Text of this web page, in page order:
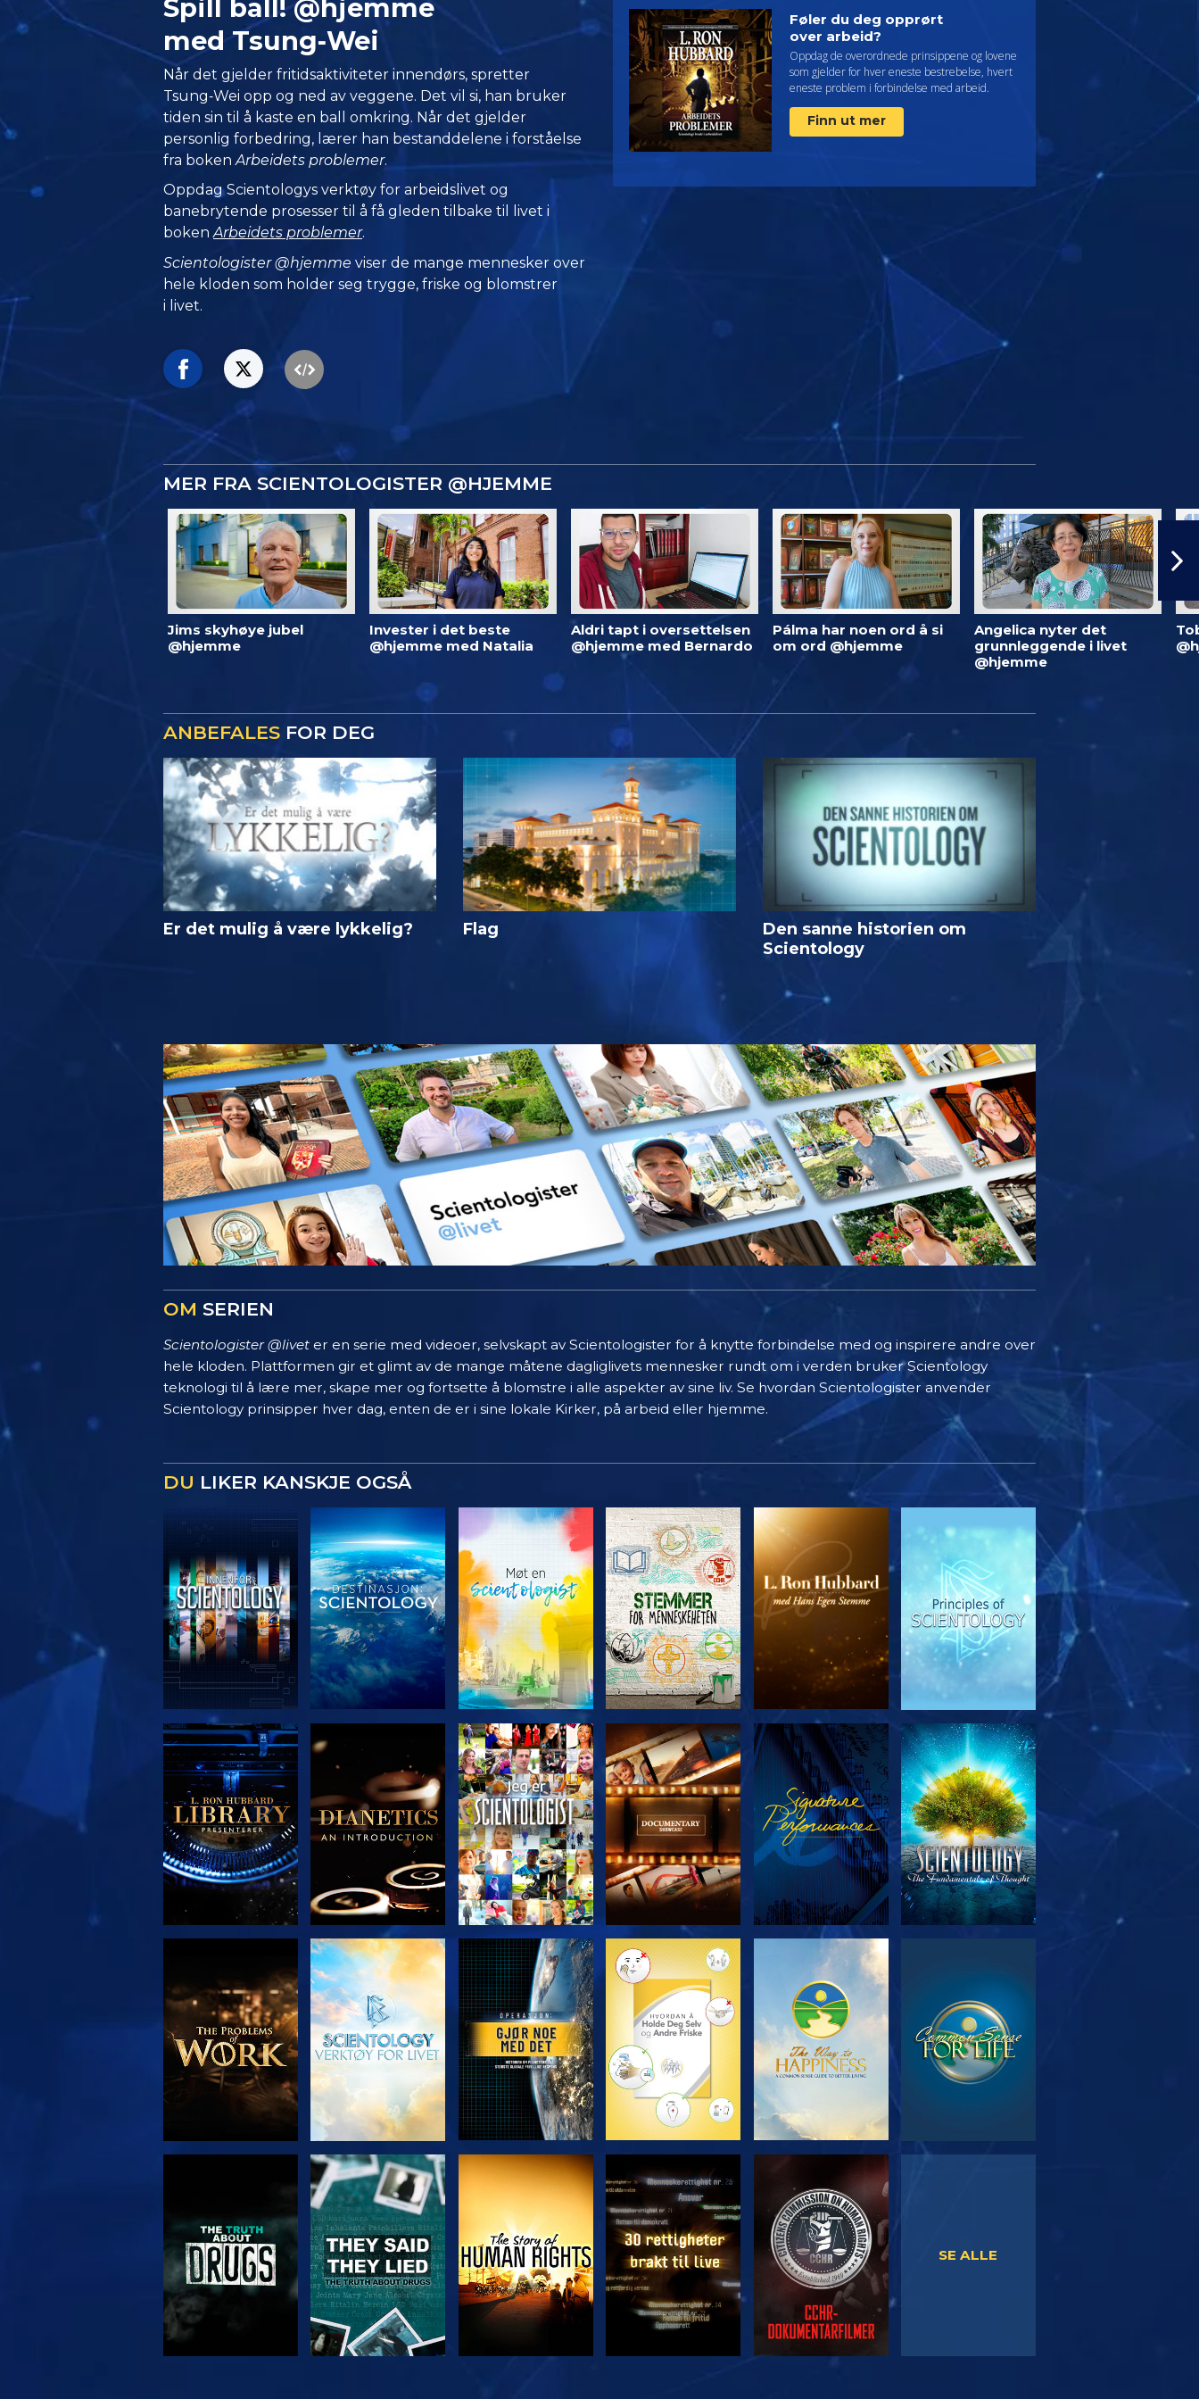
Spill ball! @hjemme
med Tsung‑Wei
Når det gjelder fritidsaktiviteter innendørs, spretter
Tsung‑Wei opp og ned av veggene. Det vil si, han bruker
tiden sin til å kaste en ball omkring. Når det gjelder
personlig forbedring, lærer han bestanddelene i forståelse
fra bokenArbeidets problemer.
Oppdag Scientologys verktøy for arbeidslivet og
banebrytende prosesser til å få gleden tilbake til livet i
bokenArbeidets problemer.
Scientologister @hjemme viser de mange mennesker over
hele kloden som holder seg trygge, friske og blomstrer
i livet.
Føler du deg opprørt
over arbeid?
Oppdag de overordnede prinsippene og lovene
som gjelder for hver eneste bestrebelse, hvert
eneste problem i forbindelse med arbeid.
Finn ut mer
MER FRA SCIENTOLOGISTER @HJEMME
Jims skyhøye jubel
@hjemme
Invester i det beste
@hjemme med Natalia
Aldri tapt i oversettelsen
@hjemme med Bernardo
Pálma har noen ord å si
om ord @hjemme
Angelica nyter det
grunnleggende i livet
@hjemme
ANBEFALES FOR DEG
Er det mulig å være lykkelig? Flag
Den sanne historien om
Scientology
OM SERIEN
Scientologister @livet er en serie med videoer, selvskapt av Scientologister for å knytte forbindelse med og inspirere andre over
hele kloden. Plattformen gir et glimt av de mange måtene dagliglivets mennesker rundt om i verden bruker Scientology
teknologi til å lære mer, skape mer og fortsette å blomstre i alle aspekter av sine liv. Se hvordan Scientologister anvender
Scientology prinsipper hver dag, enten de er i sine lokale Kirker, på arbeid eller hjemme.
DU LIKER KANSKJE OGSÅ
UTFORSK SERIEN UTFORSK SERIEN UTFORSK SERIEN UTFORSK SERIEN UTFORSK SERIEN SE
UTFORSK SERIEN SE UTFORSK SERIEN UTFORSK SERIEN UTFORSK SERIEN
SE SE SE
SE ALLE